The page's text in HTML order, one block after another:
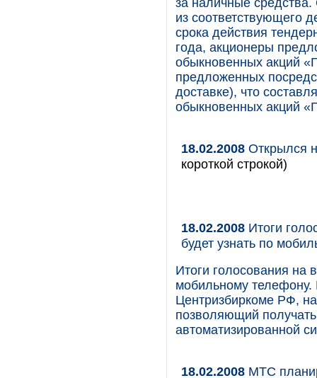
за наличные
из соответствующего
срока действия
года, акционеры
обыкновенных акций
предложенных
доставке), что
обыкновенных акций
18.02.2008 Открылся
короткой строкой)
18.02.2008 Итоги
будет узнать по
Итоги голосования на
мобильному
Центризбиркоме РФ,
позволяющий
автоматизированной
18.02.2008 МТС